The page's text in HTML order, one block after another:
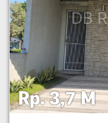
Rp. 3,7 M